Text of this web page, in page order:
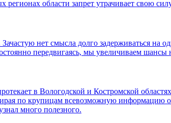
области запрет утрачивает свою
нет смысла долго задерживаться на
передвигаясь, мы увеличиваем
в Вологодской и Костромской
по крупицам всевозможную информацию о
много полезного.